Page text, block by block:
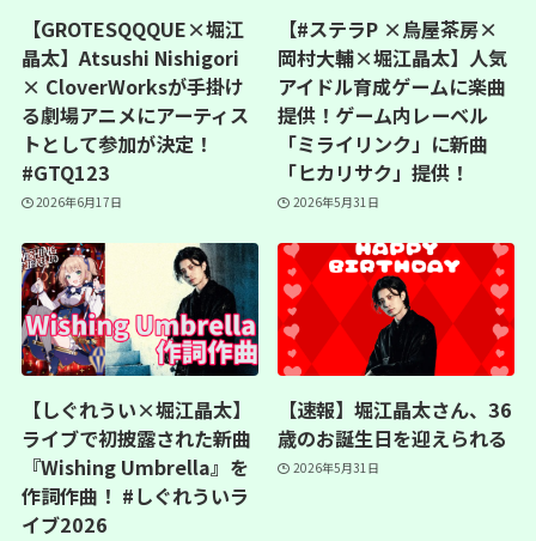
【GROTESQQQUE×堀江
晶太】Atsushi Nishigori
× CloverWorksが手掛け
る劇場アニメにアーティス
トとして参加が決定！
#GTQ123
2026年6月17日
【#ステラP ×烏屋茶房×
岡村大輔×堀江晶太】人気
アイドル育成ゲームに楽曲
提供！ゲーム内レーベル
「ミライリンク」に新曲
「ヒカリサク」提供！
2026年5月31日
【しぐれうい×堀江晶太】
ライブで初披露された新曲
『Wishing Umbrella』を
作詞作曲！ #しぐれういラ
イブ2026
【速報】堀江晶太さん、36
歳のお誕生日を迎えられる
2026年5月31日